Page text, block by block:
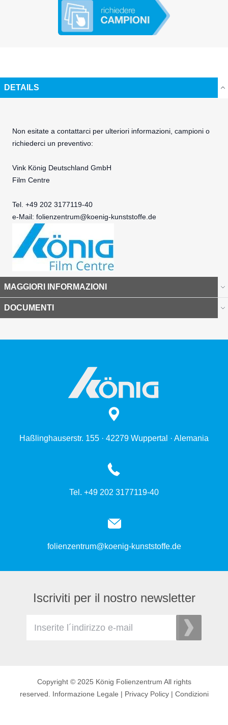
DETAILS
Non esitate a contattarci per ulteriori informazioni, campioni o
richiederci un preventivo:
Vink König Deutschland GmbH
Film Centre
Tel. +49 202 3177119-40
e-Mail: folienzentrum@koenig-kunststoffe.de
MAGGIORI INFORMAZIONI
DOCUMENTI
Haßlinghauserstr. 155 · 42279 Wuppertal · Alemania
Tel. +49 202 3177119-40
folienzentrum@koenig-kunststoffe.de
Iscriviti per il nostro newsletter
Copyright © 2025 König Folienzentrum All rights
reserved.
Informazione Legale Privacy Policy| Condizioni